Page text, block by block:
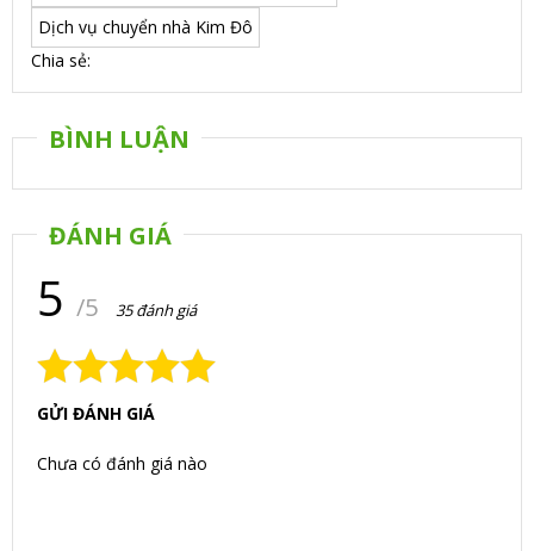
Dịch vụ chuyển nhà Kim Đô
Chia sẻ:
BÌNH LUẬN
ĐÁNH GIÁ
5 /5 35 đánh giá
GỬI ĐÁNH GIÁ
Chưa có đánh giá nào